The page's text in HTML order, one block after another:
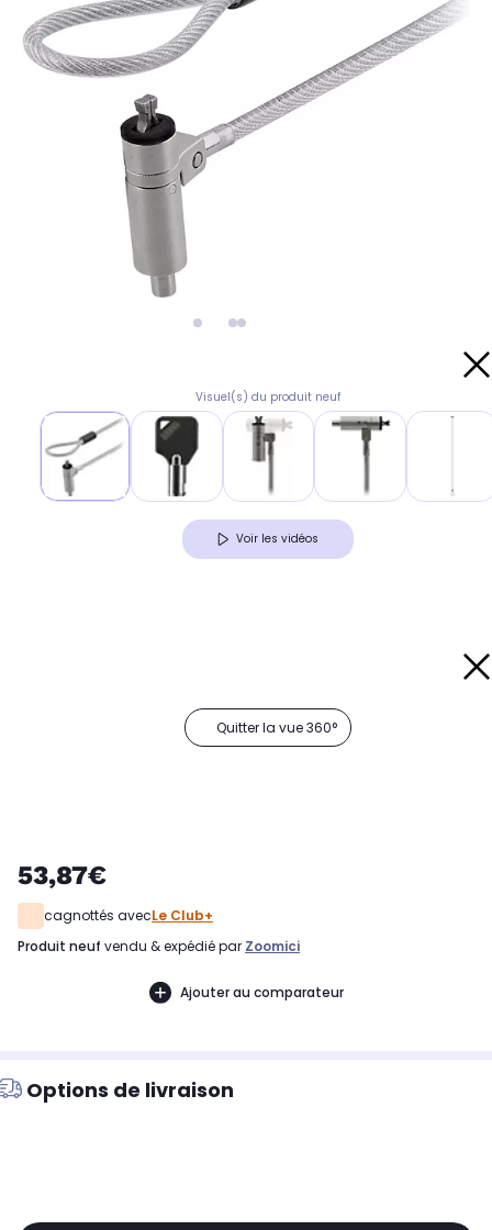
Visuel(s) du produit neuf
Voir les vidéos
Quitter la vue 360°
53,87€
cagnottés avecLe Club+
produit neuf vendu & expédié par Zoomici
Ajouter au comparateur
Options de livraison